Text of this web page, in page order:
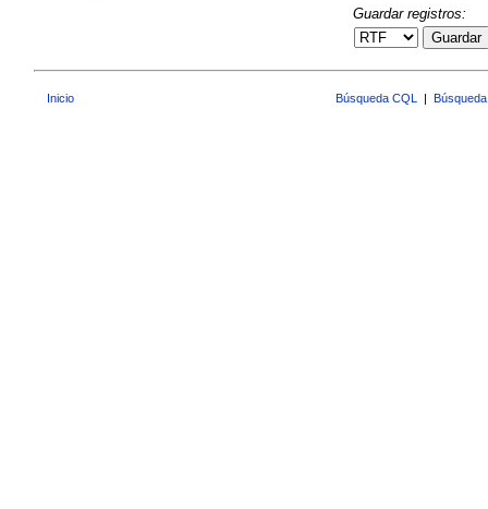
Guardar registros:
Guardar
Inicio Búsqueda CQL